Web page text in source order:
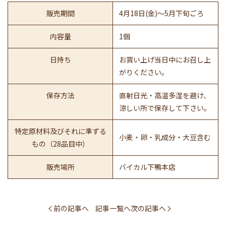
販売期間 4月18日(金)〜5月下旬ごろ
内容量 1個
日持ち
お買い上げ当日中にお召し上
がりください。
保存方法
直射日光・高温多湿を避け、
涼しい所で保存して下さい。
特定原材料及びそれに準ずる
もの（28品目中）
小麦・卵・乳成分・大豆含む
販売場所 バイカル下鴨本店
前の記事へ 記事一覧へ次の記事へ